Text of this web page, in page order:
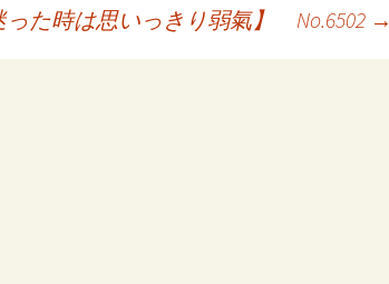
った時は思いっきり弱氣】 No.6502 →